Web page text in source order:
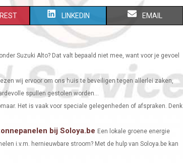
S
E
O
LINKEDIN S
O
EMAIL
Suzuki Alto? Dat valt bepaald niet mee, want voor je gevoel
wij ervoor om ons huis te beveiligen tegen allerlei zaken,
spullen gestolen worden...
Het is vaak voor speciale gelegenheden of afspraken. Denk
bij Soloya.be Een lokale groene energie
i.v.m. hernieuwbare stroom? Met de hulp van Soloya.be kan